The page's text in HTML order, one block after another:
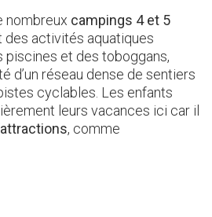
nombreux campings 4 et 5
des activités aquatiques
piscines et des toboggans,
d’un réseau dense de sentiers
cyclables. Les enfants
leurs vacances ici car il
, comme